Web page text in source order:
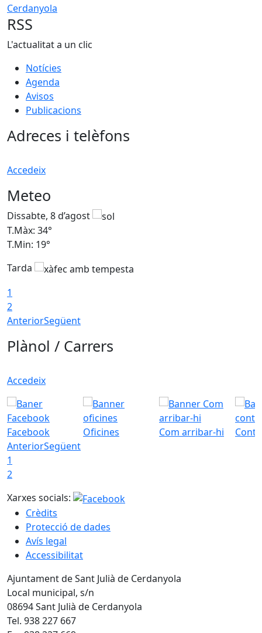
Cerdanyola
RSS
L'actualitat a un clic
Notícies
Agenda
Avisos
Publicacions
Adreces i telèfons
Accedeix
Meteo
Dissabte, 8 d’agost
T.Màx: 34°
T.Min: 19°
Tarda
1
2
AnteriorSegüent
Plànol / Carrers
Accedeix
Facebook Oficines Com arribar-hi
AnteriorSegüent
1
2
Xarxes socials:
Crèdits
Protecció de dades
Avís legal
Accessibilitat
Ajuntament de Sant Julià de Cerdanyola
Local municipal, s/n
08694 Sant Julià de Cerdanyola
Tel. 938 227 667